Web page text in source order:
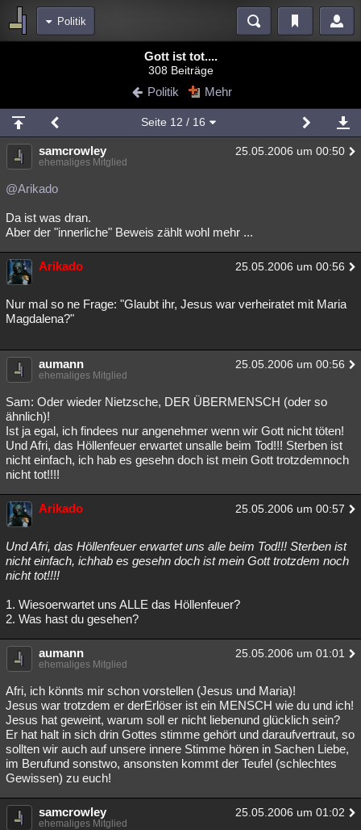
Politik
Blogs Videos
Chat Wiki Neuigkeiten
meine Rubriken
Menschen Wissenschaft Mystery Kriminalfälle
Spiritualität
Natur Umfragen
Philosophie Literatur
Astronomie Helpdesk Gruppen Gaming Filme
Übersichten
Besucht Teilgenommen
Lesenswert Schlüsselwörter
Gott ist tot....
308 Beiträge
Politik Mehr
Seite 12 / 16
samcrowley 25.05.2006 um 00:50
ehemaliges Mitglied
@Arikado
Da ist was dran.
Aber der "innerliche" Beweis zählt wohl mehr ...
Arikado 25.05.2006 um 00:56
Nur mal so ne Frage: "Glaubt ihr, Jesus war verheiratet mit Maria
Magdalena?"
aumann 25.05.2006 um 00:56
ehemaliges Mitglied
Sam: Oder wieder Nietzsche, DER ÜBERMENSCH (oder so
ähnlich)!
Ist ja egal, ich findees nur angenehmer wenn wir Gott nicht töten!
Und Afri, das Höllenfeuer erwartet unsalle beim Tod!!! Sterben ist
nicht einfach, ich hab es gesehn doch ist mein Gott trotzdemnoch
nicht tot!!!!
Arikado 25.05.2006 um 00:57
Und Afri, das Höllenfeuer erwartet uns alle beim Tod!!! Sterben ist
nicht einfach, ichhab es gesehn doch ist mein Gott trotzdem noch
nicht tot!!!!
1. Wiesoerwartet uns ALLE das Höllenfeuer?
2. Was hast du gesehen?
aumann 25.05.2006 um 01:01
ehemaliges Mitglied
Afri, ich könnts mir schon vorstellen (Jesus und Maria)!
Jesus war trotzdem er derErlöser ist ein MENSCH wie du und ich!
Jesus hat geweint, warum soll er nicht liebenund glücklich sein?
Er hat halt in sich drin Gottes stimme gehört und daraufvertraut, so
sollten wir auch auf unsere innere Stimme hören in Sachen Liebe,
im Berufund sonstwo, ansonsten kommt der Teufel (schlechtes
Gewissen) zu euch!
samcrowley 25.05.2006 um 01:02
ehemaliges Mitglied